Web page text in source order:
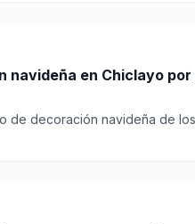
en Chiclayo
de decoración navideña de